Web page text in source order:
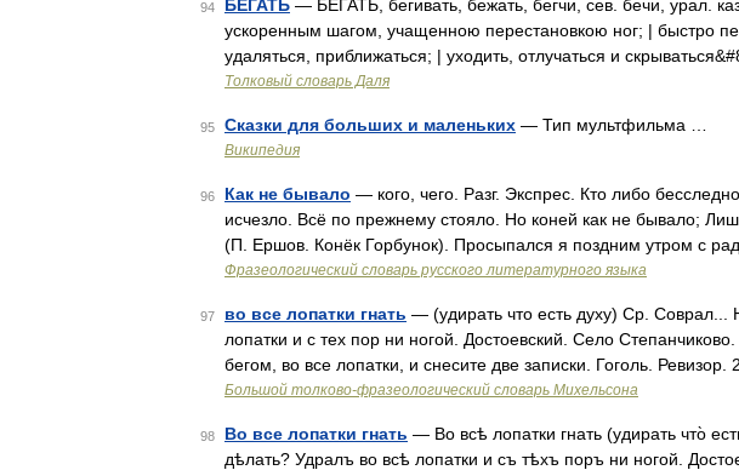
94 БЕГАТЬ — БЕГАТЬ, бегивать, бежать, бегчи, сев. бечи, урал.
ускоренным шагом, учащенною перестановкою ног; | быстро
удаляться, приближаться; | уходить, отлучаться и
Толковый словарь Даля
95 Сказки для больших и маленьких — Тип мультфильма …
Википедия
96 Как не бывало — кого, чего. Разг. Экспрес. Кто либо
исчезло. Всё по прежнему стояло. Но коней как не бывало;
(П. Ершов. Конёк Горбунок). Просыпался я поздним утром с
Фразеологический словарь русского литературного языка
97 во все лопатки гнать — (удирать что есть духу) Ср. Соврал...
лопатки и с тех пор ни ногой. Достоевский. Село
бегом, во все лопатки, и снесите две записки. Гоголь.
Большой толково-фразеологический словарь Михельсона
98 Во все лопатки гнать — Во всѣ лопатки гнать (удирать что̀
дѣлать? Удралъ во всѣ лопатки и съ тѣхъ поръ ни ногой.